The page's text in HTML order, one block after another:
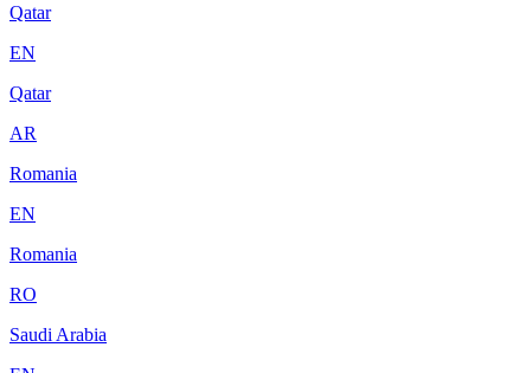
Qatar
EN
Qatar
AR
Romania
EN
Romania
RO
Saudi Arabia